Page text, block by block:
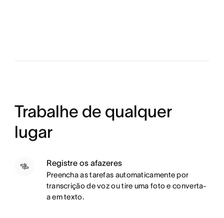
Trabalhe de qualquer
lugar
Registre os afazeres
Preencha as tarefas automaticamente por
transcrição de voz ou tire uma foto e converta-
a em texto.